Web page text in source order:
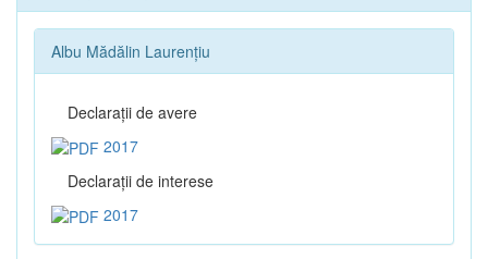
Albu Mădălin Laurențiu
Declaraţii de avere
2017
Declaraţii de interese
2017